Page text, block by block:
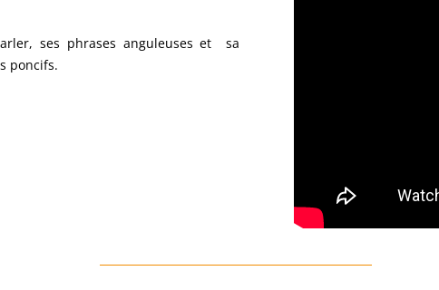
ses phrases anguleuses et sa
poncifs.